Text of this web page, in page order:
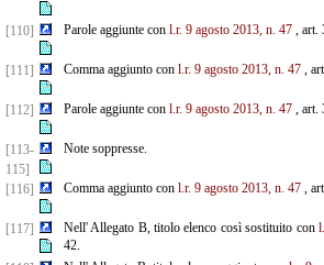
[110] Parole aggiunte con l.r. 9 agosto 2013, n. 47, art.
[111] Comma aggiunto con l.r. 9 agosto 2013, n. 47,
[112] Parole aggiunte con l.r. 9 agosto 2013, n. 47, art.
[113-
115]
Note soppresse.
[116] Comma aggiunto con l.r. 9 agosto 2013, n. 47,
[117] Nell' Allegato B, titolo elenco così sostituito con
42.